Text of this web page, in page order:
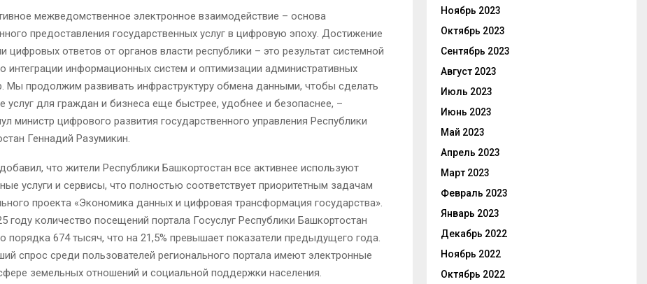
межведомственное электронное взаимодействие – основа
предоставления государственных услуг в цифровую эпоху. Достижение
цифровых ответов от органов власти республики – это результат системной
интеграции информационных систем и оптимизации административных
Мы продолжим развивать инфраструктуру обмена данными, чтобы сделать
услуг для граждан и бизнеса еще быстрее, удобнее и безопаснее, –
министр цифрового развития государственного управления Республики
Геннадий Разумикин.
что жители Республики Башкортостан все активнее используют
услуги и сервисы, что полностью соответствует приоритетным задачам
проекта «Экономика данных и цифровая трансформация государства».
году количество посещений портала Госуслуг Республики Башкортостан
порядка 674 тысяч, что на 21,5% превышает показатели предыдущего года.
спрос среди пользователей регионального портала имеют электронные
земельных отношений и социальной поддержки населения.
Ноябрь 2023
Октябрь 2023
Сентябрь 2023
Август 2023
Июль 2023
Июнь 2023
Май 2023
Апрель 2023
Март 2023
Февраль 2023
Январь 2023
Декабрь 2022
Ноябрь 2022
Октябрь 2022